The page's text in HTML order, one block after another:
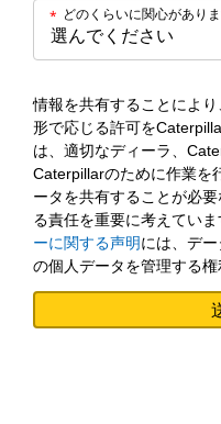
どのくらいに関心があり
*
情報を共有することによ
形で応じる許可を
は、適切なディーラ、
Caterpillarのために作業を
ータを共有することが必
る責任を重要に考えていま
ーに関する声明には、デ
の個人データを管理する権